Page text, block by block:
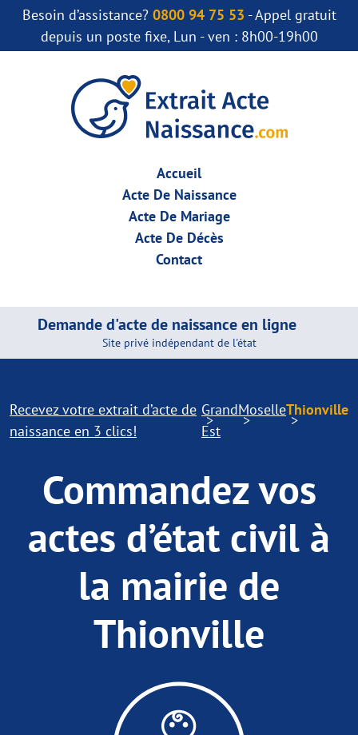
Besoin d’assistance? 0800 94 75 53 - Appel gratuit
depuis un poste fixe, Lun - ven : 8h00-19h00
Accueil
Acte De Naissance
Acte De Mariage
Acte De Décès
Contact
Demande d'acte de naissance en ligne
Site privé indépendant de l'état
Recevez votre extrait d’acte de
naissance en 3 clics!
Grand
Est
MoselleThionville
Commandez vos
actes d’état civil à
la mairie de
Thionville